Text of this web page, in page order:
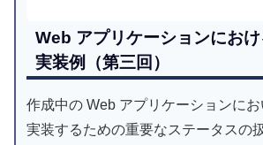
Web アプリケーションにお
実装例（第三回）
作成中の Web アプリケーションに
実装するための重要なステータスの